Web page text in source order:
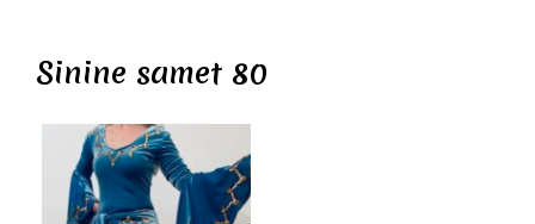
Sinine samet 80